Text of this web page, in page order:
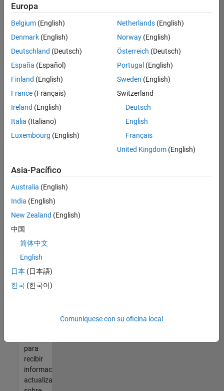
puestos
disponibles
que
se
correspondan
con
sus
criterios
de
búsqueda.
Pruebe
ampliar
su
todos
empleos.
Si aun
así no
ninguna
vacante
que se
a sus
cualificaciones,
para
recibir
información
actualizada
Europa
Belgium (English)
Denmark (English)
Deutschland (Deutsch)
España (Español)
Finland (English)
France (Français)
Ireland (English)
Italia (Italiano)
Luxembourg (English)
Netherlands(English)
Norway(English)
Österreich (Deutsch)
Portugal (English)
Sweden (English)
Switzerland
Deutsch
English
Français
United Kingdom(English)
Asia-Pacífico
Australia (English)
India (English)
New Zealand (English)
中国
简体中文
English
日本 (日本語)
한국 (한국어)
Comuníquese con su oficina local